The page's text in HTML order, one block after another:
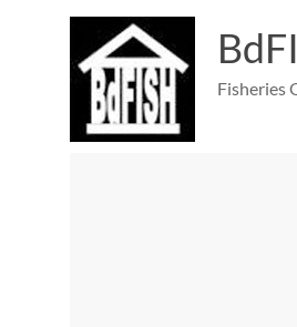
Fisheries